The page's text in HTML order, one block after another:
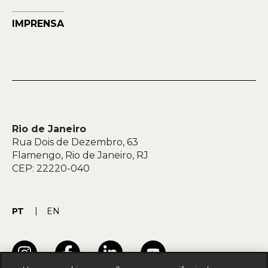
IMPRENSA
Rio de Janeiro
Rua Dois de Dezembro, 63
Flamengo, Rio de Janeiro, RJ
CEP: 22220-040
PT EN